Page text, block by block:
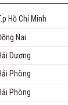
Hồ Chí Minh
Nai
Dương
Phòng
Phòng